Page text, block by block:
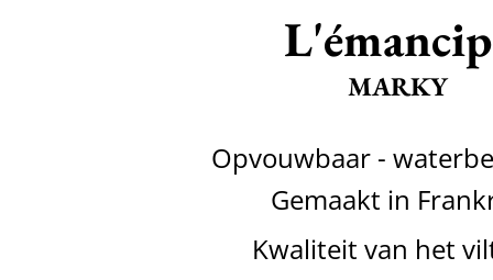
MARKY
Opvouwbaar -
Gemaakt in
Kwaliteit van het